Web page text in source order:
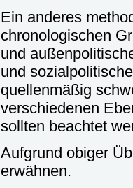
Ein anderes
chronologischen
und
und
quellenmäßig
verschiedenen
sollten beachtet
Aufgrund obiger
erwähnen.